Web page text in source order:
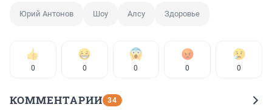
Юрий Антонов Шоу Алсу Здоровье
0 0 0 0 0
КОММЕНТАРИИ 34